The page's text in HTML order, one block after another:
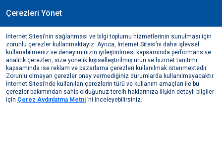
Mart, 2018
Sakarya Üniversitesi METAG-10
Medya Merkezi Bizden Haberler
2018
Sakarya Üniversitesi METAG-10
Çerezleri Yönet
İnternet Sitesi’nin sağlanması ve bilgi toplumu hizmetlerinin sunulması için
zorunlu çerezler kullanmaktayız. Ayrıca, İnternet Sitesi’ni daha işlevsel
kullanabilmeniz ve deneyiminizin iyileştirilmesi kapsamında performans ve
analitik çerezleri, size yönelik kişiselleştirilmiş ürün ve hizmet tanıtımı
kapsamında ise reklam ve pazarlama çerezleri kullanılmak istenmektedir.
Zorunlu olmayan çerezler onay vermediğiniz durumlarda kullanılmayacaktır.
İnternet Sitesi’nde kullanılan çerezlerin türü ve kullanım amaçları ile bu
çerezler bakımından sahip olduğunuz tercih haklarınıza ilişkin detaylı bilgiler
için Çerez Aydınlatma Metni ’ni inceleyebilirsiniz.